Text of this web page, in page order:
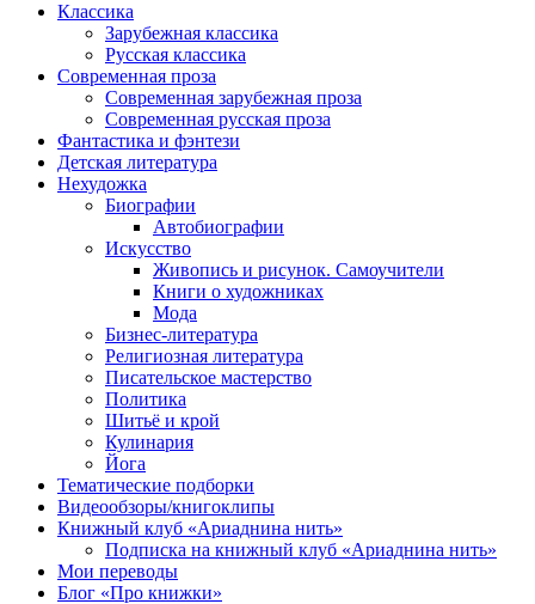
Классика
Зарубежная классика
Русская классика
Современная проза
Современная зарубежная проза
Современная русская проза
Фантастика и фэнтези
Детская литература
Нехудожка
Биографии
Автобиографии
Искусство
Живопись и рисунок. Самоучители
Книги о художниках
Мода
Бизнес-литература
Религиозная литература
Писательское мастерство
Политика
Шитьё и крой
Кулинария
Йога
Тематические подборки
Видеообзоры/книгоклипы
Книжный клуб «Ариаднина нить»
Подписка на книжный клуб «Ариаднина нить»
Мои переводы
Блог «Про книжки»